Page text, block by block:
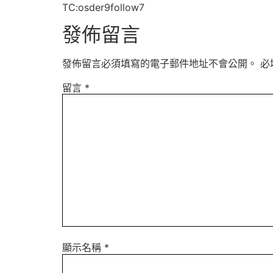
TC:osder9follow7
發佈留言
發佈留言必須填寫的電子郵件地址不會公開。 必
留言 *
顯示名稱 *